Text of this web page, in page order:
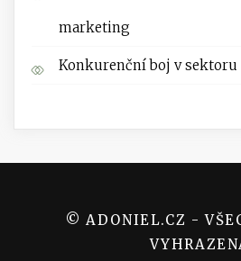
marketing
Konkurenční boj v sektoru
© ADONIEL.CZ -